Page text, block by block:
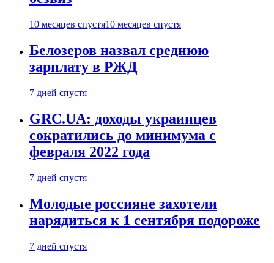
10 месяцев спустя10 месяцев спустя
Белозеров назвал среднюю
зарплату в РЖД
7 дней спустя
GRC.UA: доходы украинцев
сократились до минимума с
февраля 2022 года
7 дней спустя
Молодые россияне захотели
нарядиться к 1 сентября подороже
7 дней спустя